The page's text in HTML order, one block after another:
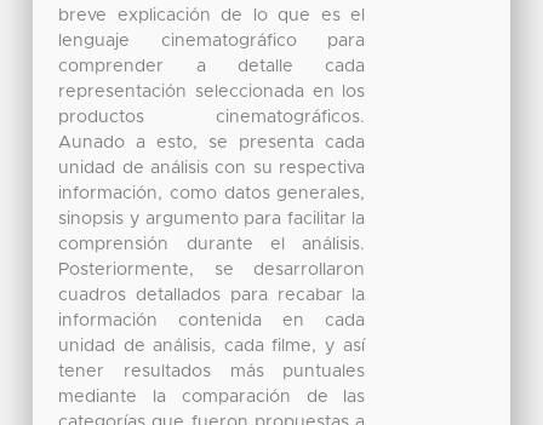
breve explicación de lo que es el
lenguaje cinematográfico para
comprender a detalle cada
representación seleccionada en los
productos cinematográficos.
Aunado a esto, se presenta cada
unidad de análisis con su respectiva
información, como datos generales,
sinopsis y argumento para facilitar la
comprensión durante el análisis.
Posteriormente, se desarrollaron
cuadros detallados para recabar la
información contenida en cada
unidad de análisis, cada filme, y así
tener resultados más puntuales
mediante la comparación de las